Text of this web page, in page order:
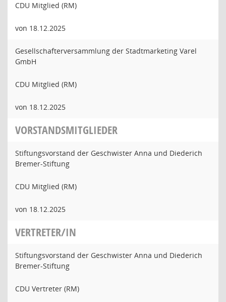
CDU Mitglied (RM)
von 18.12.2025
Gesellschafterversammlung der Stadtmarketing Varel
GmbH
CDU Mitglied (RM)
von 18.12.2025
VORSTANDSMITGLIEDER
Stiftungsvorstand der Geschwister Anna und Diederich
Bremer-Stiftung
CDU Mitglied (RM)
von 18.12.2025
VERTRETER/IN
Stiftungsvorstand der Geschwister Anna und Diederich
Bremer-Stiftung
CDU Vertreter (RM)